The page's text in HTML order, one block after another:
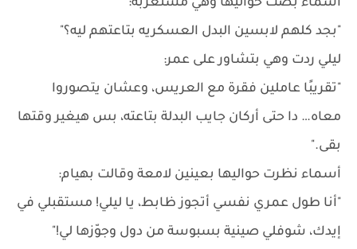
أسماء بصت حواليها وهي مستغربة:
"بجد كلهم لابسين البدل العسكريه بتاعتهم ليه؟"
ليلي ردت وهي بتشاور على عمر:
"تقريبًا عاملين فقرة مع العريس، وعشان يتصوروا
معاه… دا حتى أركان جايب البدلة بتاعته، بس هيغير وقتها
بقى."
أسماء نظرت حواليها بعينين لامعة وقالت بهيام:
"أنا طول عمري نفسي أتجوز ظابط، يا ليلي! مستقبلي في
إيدك، شوفلي صينية بسبوسة من دول وجوّزها لي!"